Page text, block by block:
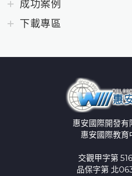
成功案例
下載專區
惠安國際開發有
惠安國際教育
交觀甲字第
品保字第 北